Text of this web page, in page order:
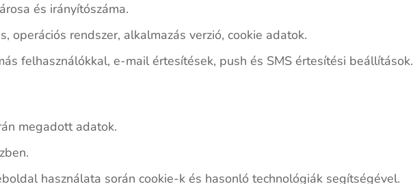
és irányítószáma.
operációs rendszer, alkalmazás verzió, cookie adatok.
felhasználókkal, e-mail értesítések, push és SMS értesítési beállítások.
megadott adatok.
használata során cookie-k és hasonló technológiák segítségével.